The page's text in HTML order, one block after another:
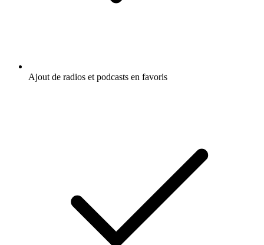
Ajout de radios et podcasts en favoris